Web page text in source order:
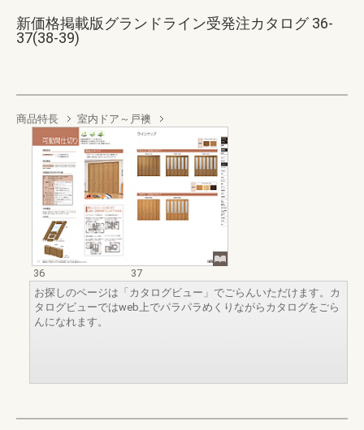
新価格掲載版グランドライン受発注カタログ 36-
37(38-39)
商品特長 室内ドア～戸襖
36
37
お探しのページは「カタログビュー」でごらんいただけます。カ
タログビューではweb上でパラパラめくりながらカタログをごら
んになれます。